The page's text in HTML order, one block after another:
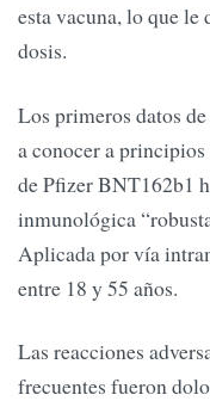
esta vacuna, lo que le
dosis.
Los primeros datos
a conocer a
de Pfizer BNT162b1
inmunológica
Aplicada por vía
entre 18 y 55 años.
Las reacciones
frecuentes fueron